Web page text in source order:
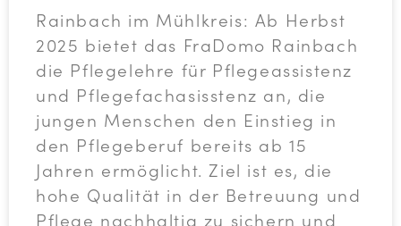
Rainbach im Mühlkreis: Ab Herbst
2025 bietet das FraDomo Rainbach
die Pflegelehre für Pflegeassistenz
und Pflegefachasisstenz an, die
jungen Menschen den Einstieg in
den Pflegeberuf bereits ab 15
Jahren ermöglicht. Ziel ist es, die
hohe Qualität in der Betreuung und
Pflege nachhaltig zu sichern und